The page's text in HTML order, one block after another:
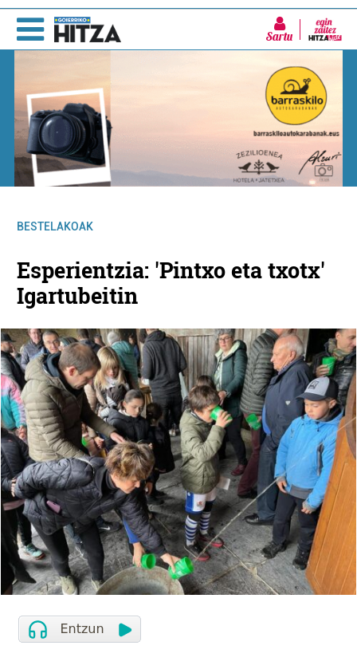
Sartu
BESTELAKOAK
Esperientzia: 'Pintxo eta txotx'
Igartubeitin